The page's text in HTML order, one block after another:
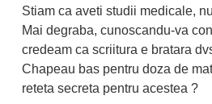
Stiam ca aveti studii medicale,
Mai degraba, cunoscandu-va
credeam ca scriitura e bratara
Chapeau bas pentru doza de
reteta secreta pentru acestea ?